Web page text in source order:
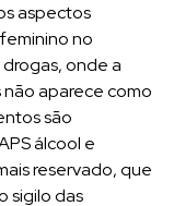
aspectos
no
onde a
aparece como
são
álcool e
reservado, que
sigilo das